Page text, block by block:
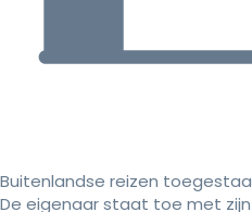
Buitenlandse reizen
De eigenaar staat toe met